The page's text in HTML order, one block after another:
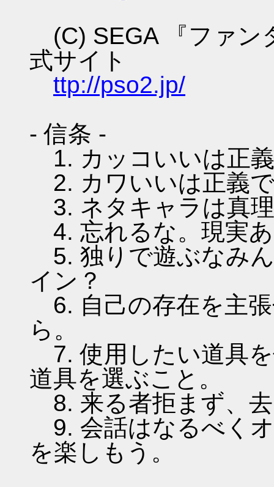
(C) SEGA 『ファン
式サイト
ttp://pso2.jp/
- 信条 -
1. カッコいいは正
2. カワいいは正義
3. ネタキャラは真
4. 忘れるな。現実
5. 独りで遊ぶなみ
イン？
6. 自己の存在を主
ら。
7. 使用したい道具
道具を選ぶこと。
8. 来る者拒まず、
9. 会話はなるべく
を楽しもう。